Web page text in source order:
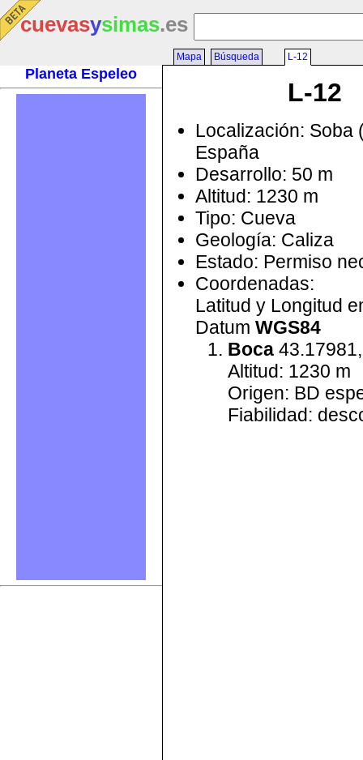
cuevasysimas.es
Planeta Espeleo
Mapa Búsqueda L-12
L-12
Localización: Soba
España
Desarrollo: 50 m
Altitud: 1230 m
Tipo: Cueva
Geología: Caliza
Estado: Permiso
Coordenadas:
Latitud y Longitud
Datum WGS84
Boca
Altitud: 1230 m
Origen: BD
Fiabilidad: